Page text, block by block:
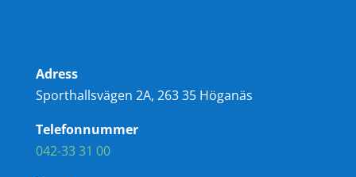
Adress
Sporthallsvägen 2A, 263 35 Höganäs
Telefonnummer
042-33 31 00